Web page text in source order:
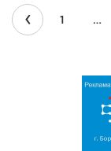
‹ 1 …